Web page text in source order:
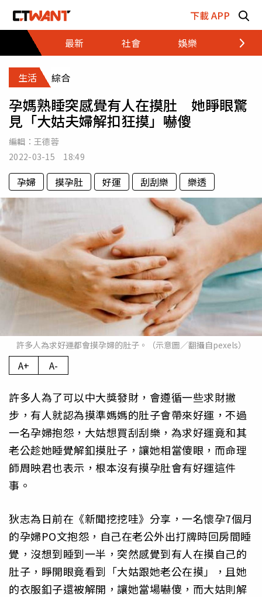
下載 APP
最新
社會 娛樂 財經
生活 綜合
孕媽熟睡突感覺有人在摸肚 她睜眼驚
見「大姑夫婦解扣狂摸」嚇傻
編輯： 王德蓉
2022-03-15 18:49
孕婦 摸孕肚 好運 刮刮樂 樂透
許多人為求好運都會摸孕婦的肚子。（示意圖／翻攝自pexels）
A+ A-
許多人為了可以中大獎發財，會遵循一些求財撇
步，有人就認為摸準媽媽的肚子會帶來好運，不過
一名孕婦抱怨，大姑想買刮刮樂，為求好運竟和其
老公趁她睡覺解釦摸肚子，讓她相當傻眼，而命理
師周映君也表示，根本沒有摸孕肚會有好運這件
事。
狄志為日前在《新聞挖挖哇》分享，一名懷孕7個月
的孕婦PO文抱怨，自己在老公外出打牌時回房間睡
覺，沒想到睡到一半，突然感覺到有人在摸自己的
肚子，睜開眼竟看到「大姑跟她老公在摸」，且她
的衣服釦子還被解開，讓她當場嚇傻，而大姑則解